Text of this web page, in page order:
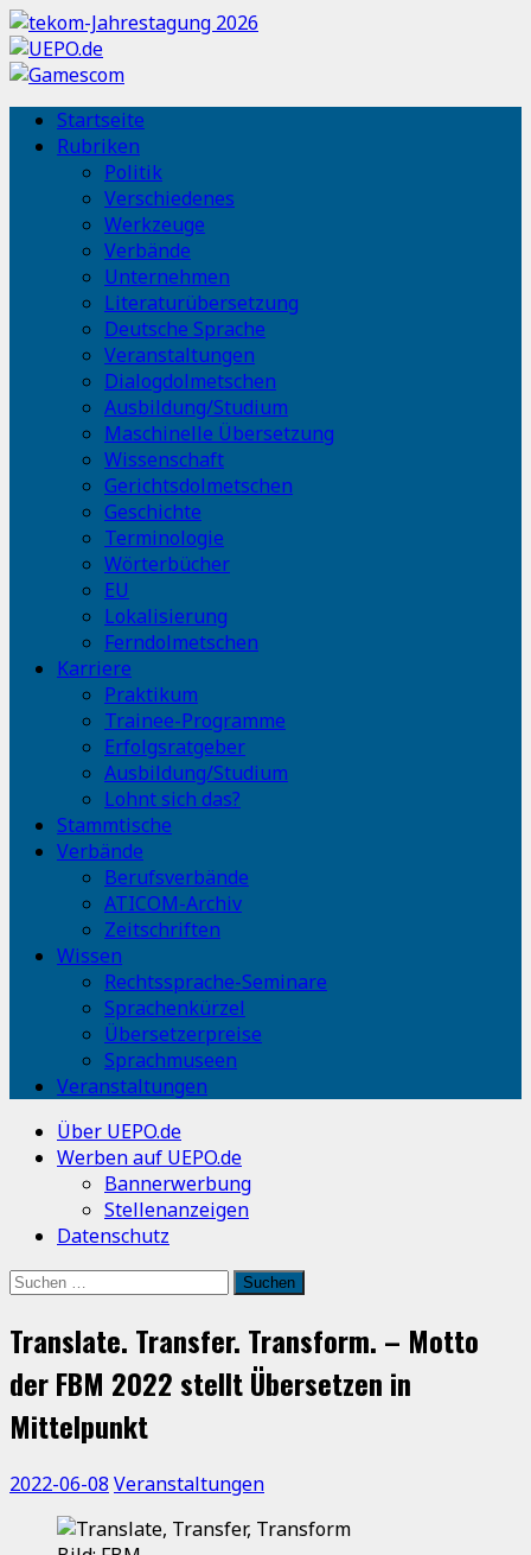
Startseite
Rubriken
Politik
Verschiedenes
Werkzeuge
Verbände
Unternehmen
Literaturübersetzung
Deutsche Sprache
Veranstaltungen
Dialogdolmetschen
Ausbildung/Studium
Maschinelle Übersetzung
Wissenschaft
Gerichtsdolmetschen
Geschichte
Terminologie
Wörterbücher
EU
Lokalisierung
Ferndolmetschen
Karriere
Praktikum
Trainee-Programme
Erfolgsratgeber
Ausbildung/Studium
Lohnt sich das?
Stammtische
Verbände
Berufsverbände
ATICOM-Archiv
Zeitschriften
Wissen
Rechtssprache-Seminare
Sprachenkürzel
Übersetzerpreise
Sprachmuseen
Veranstaltungen
Über UEPO.de
Werben auf UEPO.de
Bannerwerbung
Stellenanzeigen
Datenschutz
Suchen
Translate. Transfer. Transform. – Motto
der FBM 2022 stellt Übersetzen in
Mittelpunkt
2022-06-08 Veranstaltungen